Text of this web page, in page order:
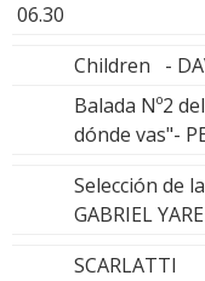
06.30
Children -
Balada Nº2
dónde vas"-
Selección de
GABRIEL
SCARLATTI